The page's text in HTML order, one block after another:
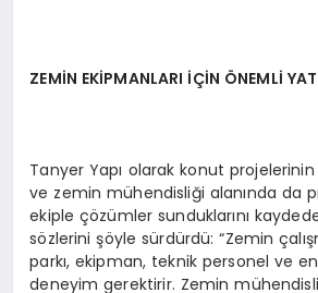
ZEMİN EKİPMANLARI İÇİN ÖNEMLİ
Tanyer Yapı olarak konut projelerinin
ve zemin mühendisliği alanında da
ekiple çözümler sunduklarını
sözlerini şöyle sürdürdü: “Zemin
parkı, ekipman, teknik personel ve
deneyim gerektirir. Zemin